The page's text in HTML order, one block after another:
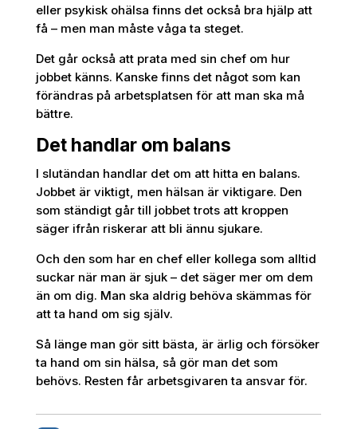
eller psykisk ohälsa finns det också bra hjälp att
få – men man måste våga ta steget.
Det går också att prata med sin chef om hur
jobbet känns. Kanske finns det något som kan
förändras på arbetsplatsen för att man ska må
bättre.
Det handlar om balans
I slutändan handlar det om att hitta en balans.
Jobbet är viktigt, men hälsan är viktigare. Den
som ständigt går till jobbet trots att kroppen
säger ifrån riskerar att bli ännu sjukare.
Och den som har en chef eller kollega som alltid
suckar när man är sjuk – det säger mer om dem
än om dig. Man ska aldrig behöva skämmas för
att ta hand om sig själv.
Så länge man gör sitt bästa, är ärlig och försöker
ta hand om sin hälsa, så gör man det som
behövs. Resten får arbetsgivaren ta ansvar för.